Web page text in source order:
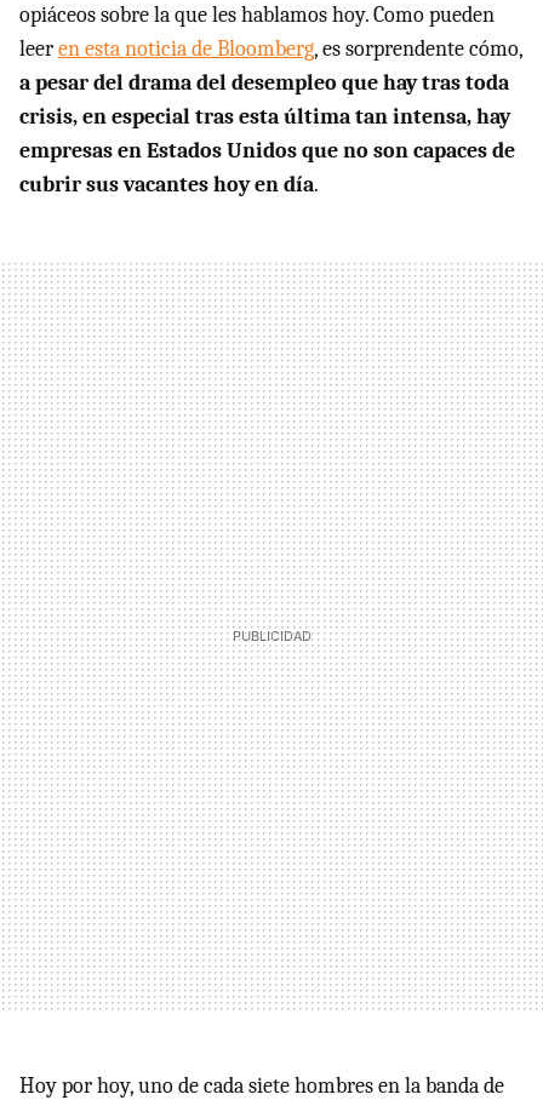
opiáceos sobre la que les hablamos hoy. Como pueden
leeren esta noticia de Bloomberg, es sorprendente cómo,
a pesar del drama del desempleo que hay tras toda
crisis, en especial tras esta última tan intensa, hay
empresas en Estados Unidos que no son capaces de
cubrir sus vacantes hoy en día.
Hoy por hoy, uno de cada siete hombres en la banda de